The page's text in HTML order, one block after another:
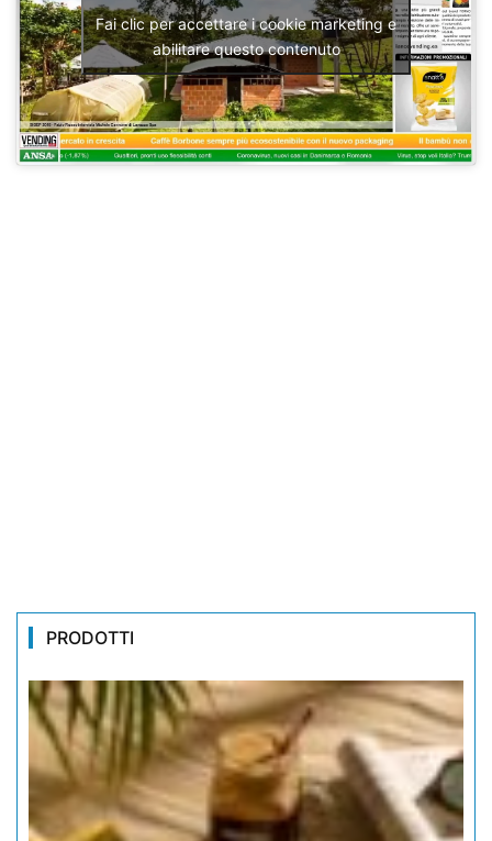
Fai clic per accettare i cookie marketing e
abilitare questo contenuto
PRODOTTI